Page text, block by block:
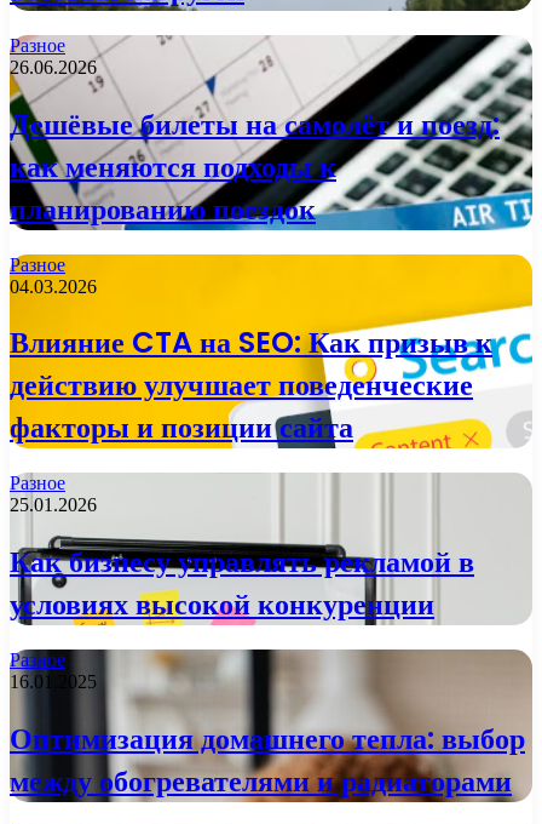
Разное
26.06.2026
Дешёвые билеты на самолёт и поезд:
как меняются подходы к
планированию поездок
Разное
04.03.2026
Влияние CTA на SEO: Как призыв к
действию улучшает поведенческие
факторы и позиции сайта
Разное
25.01.2026
Как бизнесу управлять рекламой в
условиях высокой конкуренции
Разное
16.01.2025
Оптимизация домашнего тепла: выбор
между обогревателями и радиаторами